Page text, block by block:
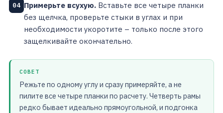
04 Примерьте всухую. Вставьте все четыре планки
без щелчка, проверьте стыки в углах и при
необходимости укоротите – только после этого
защелкивайте окончательно.
СОВЕТ
Режьте по одному углу и сразу примеряйте, а не
пилите все четыре планки по расчету. Четверть рамы
редко бывает идеально прямоугольной, и подгонка